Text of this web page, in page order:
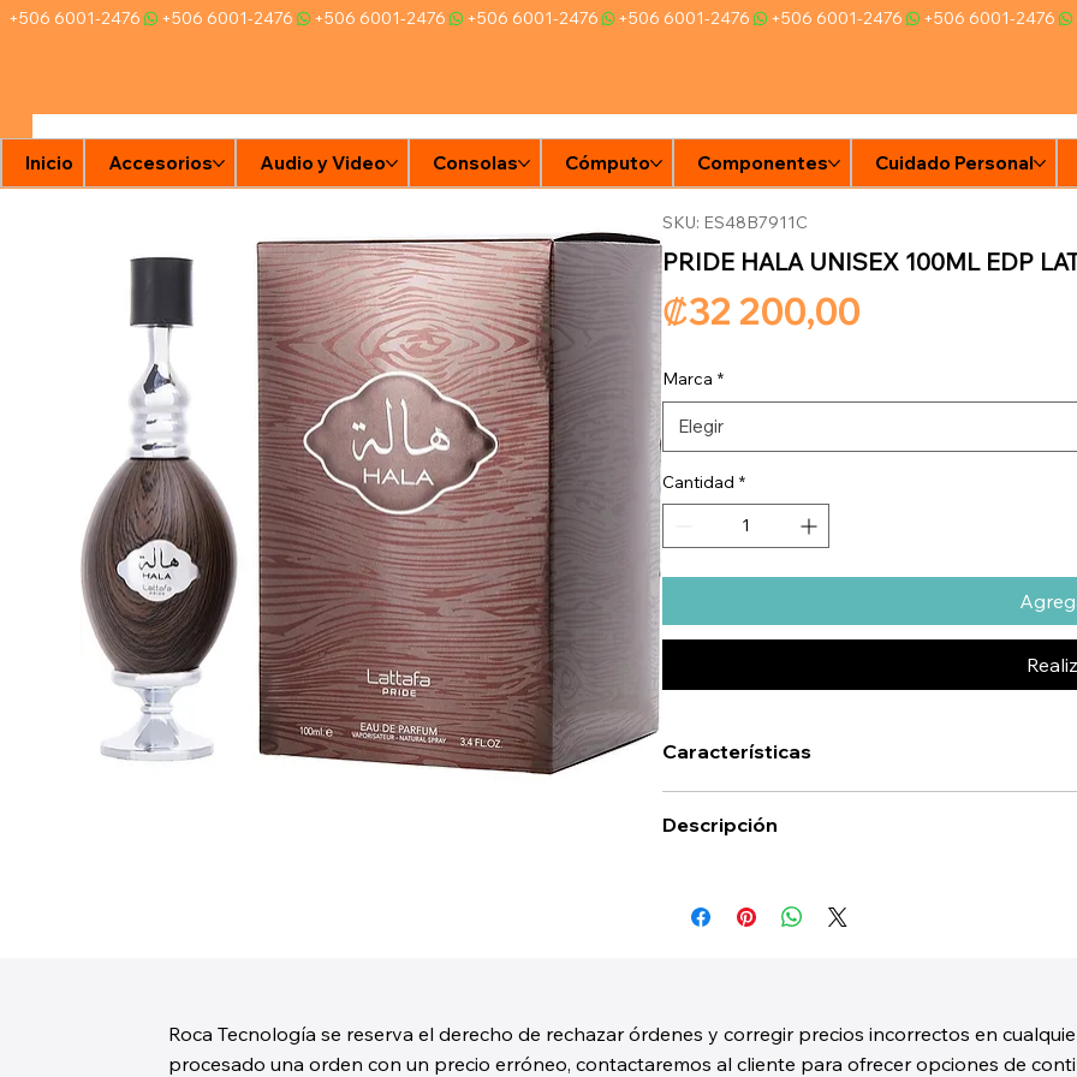
+506 6001-2476
Inicio Accesorios Audio y Video Consolas Cómputo Componentes Cuidado Personal
Roca Tecnología se reserva el derecho de rechazar órdenes y corregir precios incorrectos en
procesado una orden con un precio erróneo, contactaremos al cliente para ofrecer opciones de
SKU: ES48B7911C
PRIDE HALA UNISEX 100ML EDP
₡32 200,00
Marca *
Elegir
Cantidad *
Características
Descripción